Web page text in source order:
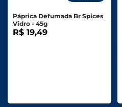
Páprica Defumada Br Spices
Vidro - 45g
R$ 19,49